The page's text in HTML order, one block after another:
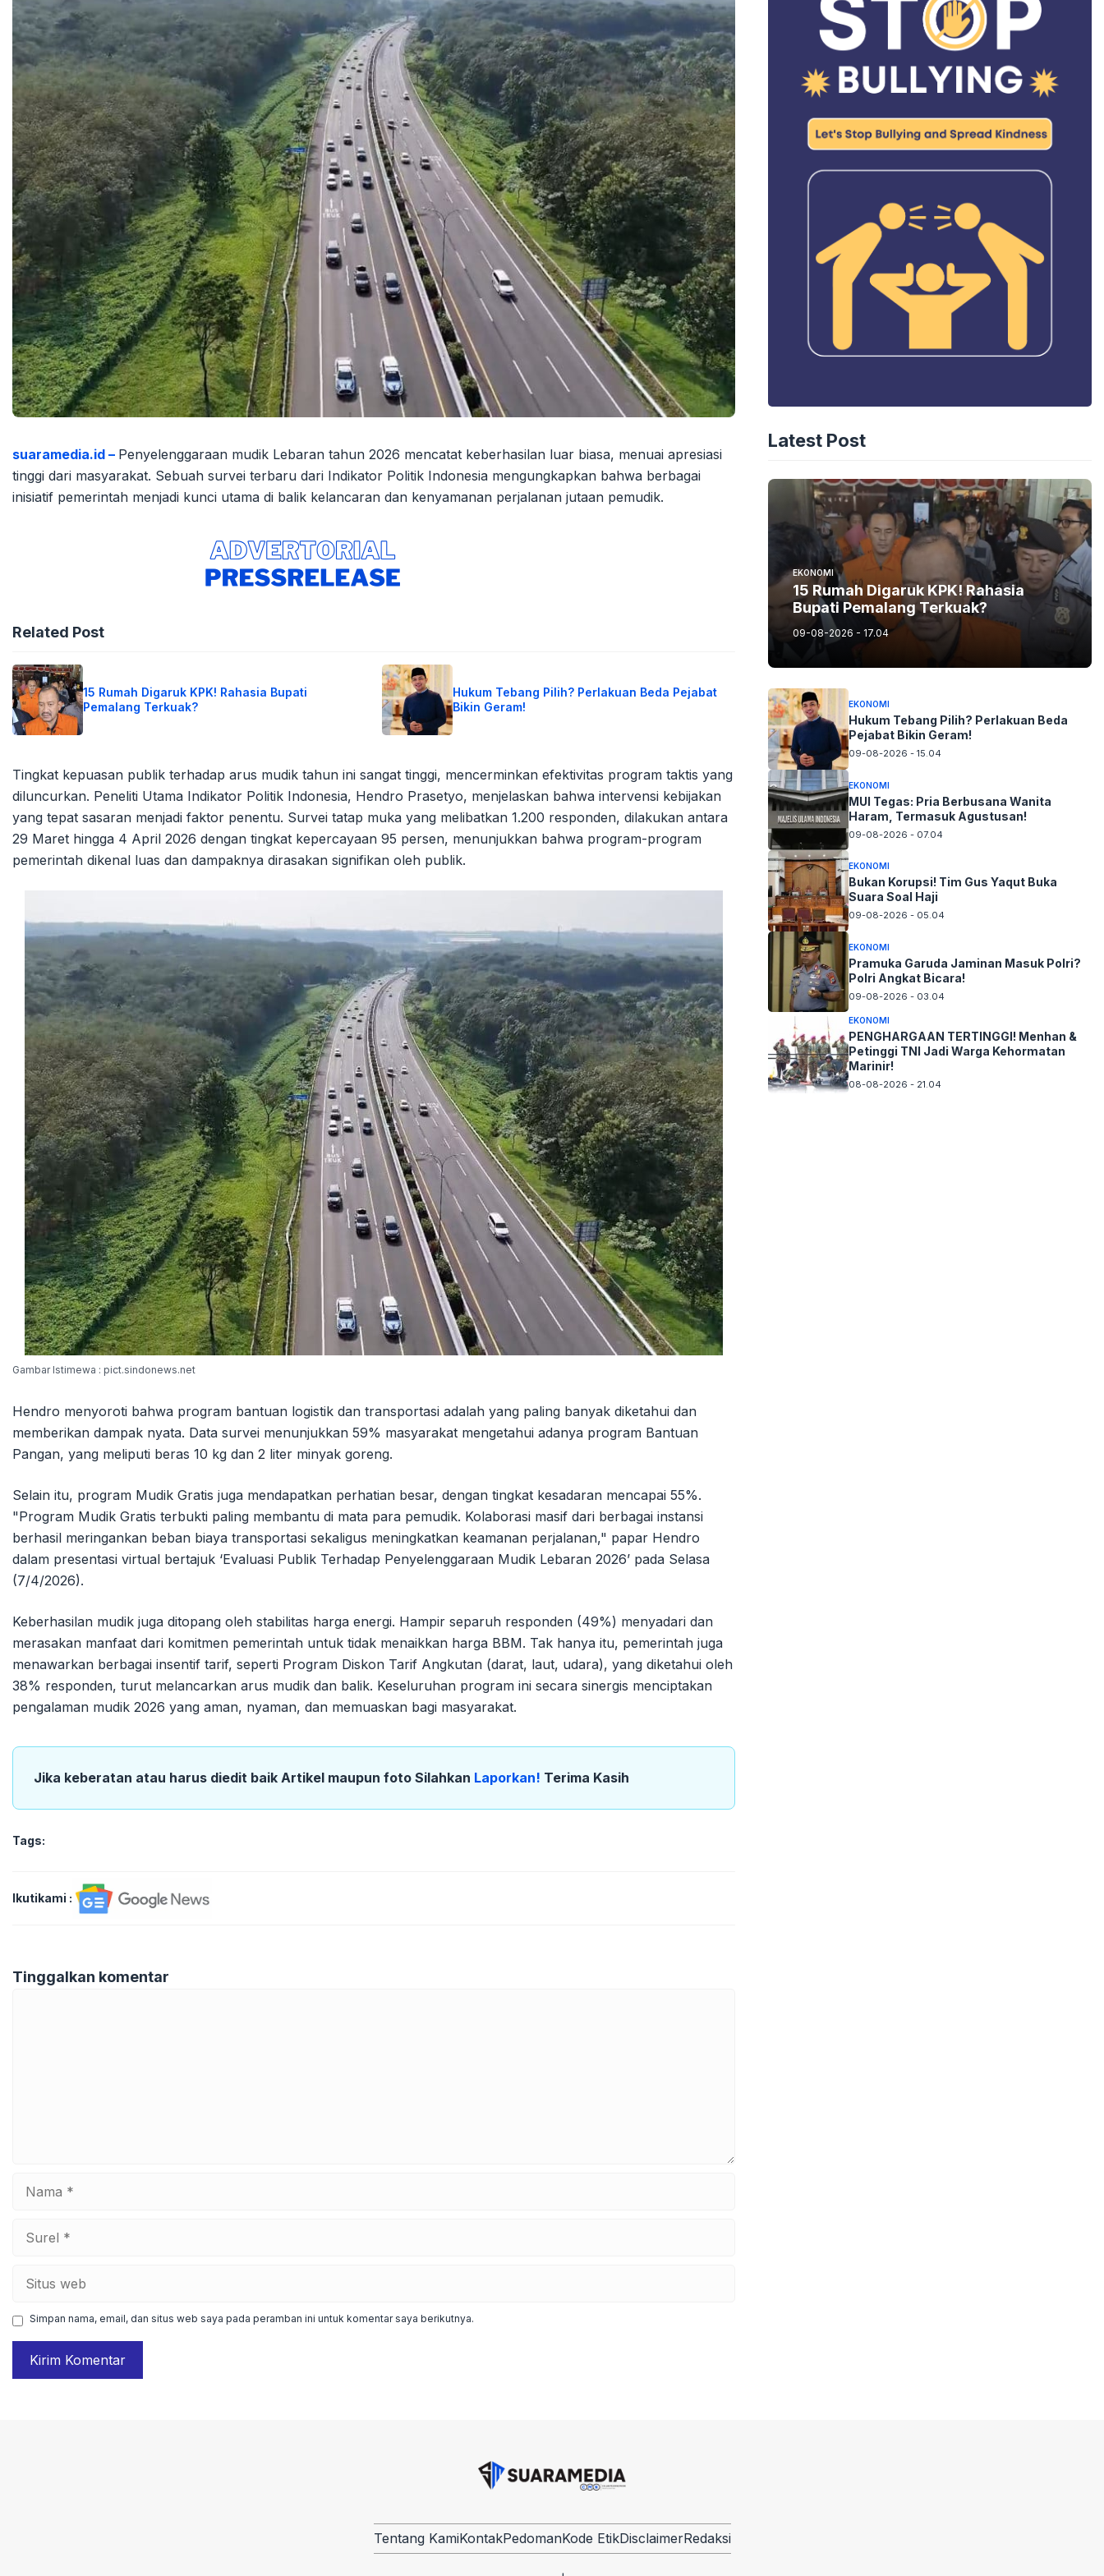
suaramedia.id – Penyelenggaraan mudik Lebaran tahun 2026 mencatat keberhasilan luar biasa, menuai apresiasi
tinggi dari masyarakat. Sebuah survei terbaru dari Indikator Politik Indonesia mengungkapkan bahwa berbagai
inisiatif pemerintah menjadi kunci utama di balik kelancaran dan kenyamanan perjalanan jutaan pemudik.
Related Post
15 Rumah Digaruk KPK! Rahasia Bupati
Pemalang Terkuak?
Hukum Tebang Pilih? Perlakuan Beda Pejabat
Bikin Geram!
Tingkat kepuasan publik terhadap arus mudik tahun ini sangat tinggi, mencerminkan efektivitas program taktis yang
diluncurkan. Peneliti Utama Indikator Politik Indonesia, Hendro Prasetyo, menjelaskan bahwa intervensi kebijakan
yang tepat sasaran menjadi faktor penentu. Survei tatap muka yang melibatkan 1.200 responden, dilakukan antara
29 Maret hingga 4 April 2026 dengan tingkat kepercayaan 95 persen, menunjukkan bahwa program-program
pemerintah dikenal luas dan dampaknya dirasakan signifikan oleh publik.
Gambar Istimewa : pict.sindonews.net
Hendro menyoroti bahwa program bantuan logistik dan transportasi adalah yang paling banyak diketahui dan
memberikan dampak nyata. Data survei menunjukkan 59% masyarakat mengetahui adanya program Bantuan
Pangan, yang meliputi beras 10 kg dan 2 liter minyak goreng.
Selain itu, program Mudik Gratis juga mendapatkan perhatian besar, dengan tingkat kesadaran mencapai 55%.
"Program Mudik Gratis terbukti paling membantu di mata para pemudik. Kolaborasi masif dari berbagai instansi
berhasil meringankan beban biaya transportasi sekaligus meningkatkan keamanan perjalanan," papar Hendro
dalam presentasi virtual bertajuk ‘Evaluasi Publik Terhadap Penyelenggaraan Mudik Lebaran 2026’ pada Selasa
(7/4/2026).
Keberhasilan mudik juga ditopang oleh stabilitas harga energi. Hampir separuh responden (49%) menyadari dan
merasakan manfaat dari komitmen pemerintah untuk tidak menaikkan harga BBM. Tak hanya itu, pemerintah juga
menawarkan berbagai insentif tarif, seperti Program Diskon Tarif Angkutan (darat, laut, udara), yang diketahui oleh
38% responden, turut melancarkan arus mudik dan balik. Keseluruhan program ini secara sinergis menciptakan
pengalaman mudik 2026 yang aman, nyaman, dan memuaskan bagi masyarakat.
Jika keberatan atau harus diedit baik Artikel maupun foto Silahkan Laporkan! Terima Kasih
Tags:
Ikutikami :
Tinggalkan komentar
Simpan nama, email, dan situs web saya pada peramban ini untuk komentar saya berikutnya.
Latest Post
EKONOMI
15 Rumah Digaruk KPK! Rahasia
Bupati Pemalang Terkuak?
09-08-2026 - 17.04
EKONOMI
Hukum Tebang Pilih? Perlakuan Beda
Pejabat Bikin Geram!
09-08-2026 - 15.04
EKONOMI
MUI Tegas: Pria Berbusana Wanita
Haram, Termasuk Agustusan!
09-08-2026 - 07.04
EKONOMI
Bukan Korupsi! Tim Gus Yaqut Buka
Suara Soal Haji
09-08-2026 - 05.04
EKONOMI
Pramuka Garuda Jaminan Masuk Polri?
Polri Angkat Bicara!
09-08-2026 - 03.04
EKONOMI
PENGHARGAAN TERTINGGI! Menhan &
Petinggi TNI Jadi Warga Kehormatan
Marinir!
08-08-2026 - 21.04
Tentang KamiKontakPedomanKode EtikDisclaimerRedaksi